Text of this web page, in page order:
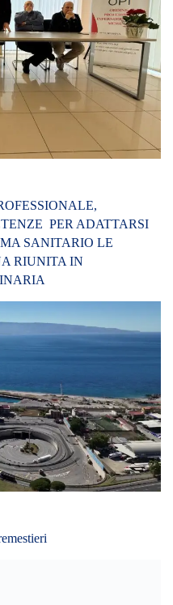
PER ADATTARSI
SANITARIO LE
RIUNITA IN